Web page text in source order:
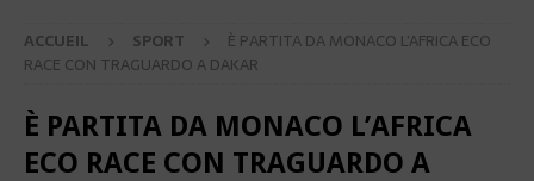
ACCUEIL SPORT
È PARTITA DA MONACO L’AFRICA ECO
RACE CON TRAGUARDO A DAKAR
È PARTITA DA MONACO L’AFRICA
ECO RACE CON TRAGUARDO A